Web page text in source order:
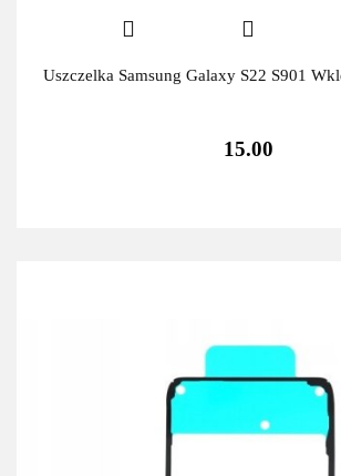
Uszczelka Samsung Galaxy S22 S901
15.00